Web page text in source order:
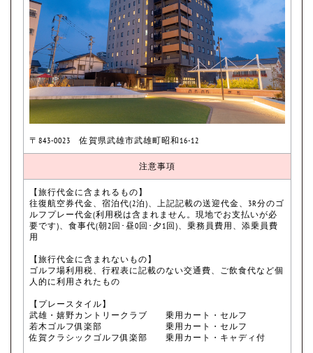
〒843-0023 佐賀県武雄市武雄町昭和16-12
注意事項
【旅行代金に含まれるもの】
往復航空券代金、宿泊代(2泊)、上記記載の送迎代金、3R分のゴ
ルフプレー代金(利用税は含まれません。現地でお支払いが必
要です)、食事代(朝2回･昼0回･夕1回)、乗務員費用、添乗員費
用
【旅行代金に含まれないもの】
ゴルフ場利用税、行程表に記載のない交通費、ご飲食代など個
人的に利用されたもの
【プレースタイル】
武雄・嬉野カントリークラブ 乗用カート・セルフ
若木ゴルフ俱楽部 乗用カート・セルフ
佐賀クラシックゴルフ俱楽部 乗用カート・キャディ付